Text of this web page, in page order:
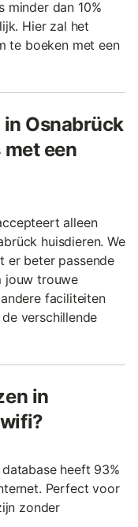
minder dan 10%
Hier zal het
te boeken met een
Osnabrück
een
alleen
huisdieren. We
er beter passende
jouw trouwe
faciliteiten
verschillende
in
heeft 93%
Perfect voor
zonder